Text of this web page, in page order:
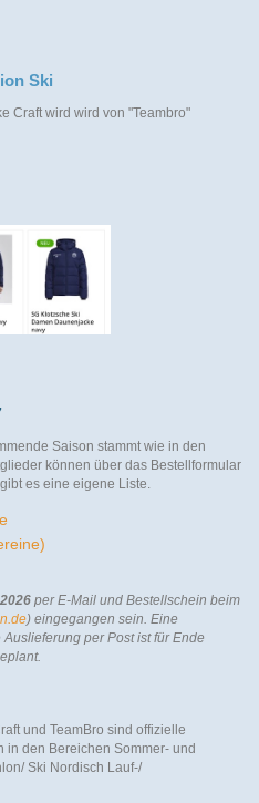
Ski
Craft wird wird von "Teambro"
Saison stammt wie in den
können über das Bestellformular
es eine eigene Liste.
per E-Mail und Bestellschein beim
) eingegangen sein. Eine
Auslieferung per Post ist für Ende
und TeamBro sind offizielle
in den Bereichen Sommer- und
Ski Nordisch Lauf-/